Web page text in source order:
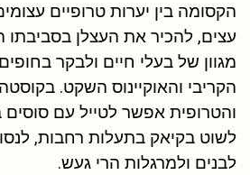
הקסומה בין יערות טרופיים
עצים, להכיר את העצלן
מגוון של בעלי חיים ולבקר
הקריבי והאוקיינוס השקט.
והטרופית אפשר לטייל עם סוסים
לשוט בקיאק בתעלות רחבות,
לבנים ולמרגלות הרי געש.